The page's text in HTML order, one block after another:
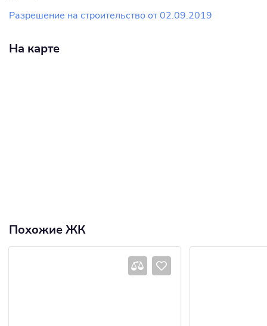
Разрешение на строительство от 02.09.2019
На карте
Похожие ЖК